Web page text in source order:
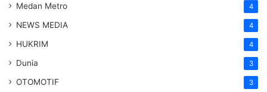
Medan Metro 4
NEWS MEDIA 4
HUKRIM 4
Dunia 3
OTOMOTIF 3